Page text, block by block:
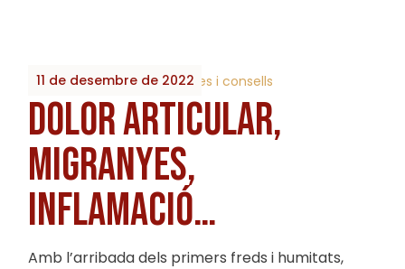
11 de desembre de 2022
By 2023_Biobrots Receptes i consells
DOLOR ARTICULAR,
MIGRANYES,
INFLAMACIÓ…
Amb l’arribada dels primers freds i humitats,